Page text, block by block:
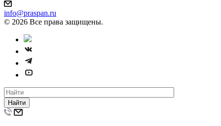
info@praspan.ru
© 2026 Все права защищены.
Найти